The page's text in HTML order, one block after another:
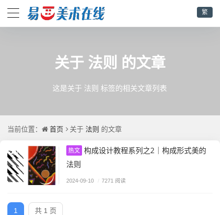
繁
关于 法则 的文章
这是关于 法则 标签的相关文章列表
当前位置： 首页 关于 法则 的文章
热文 构成设计教程系列之2｜构成形式美的
法则
2024-09-10 / 7271 阅读
1 共 1 页